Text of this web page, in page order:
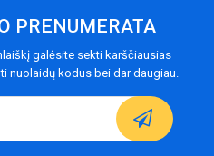
PRENUMERATA
galėsite sekti karščiausias
nuolaidų kodus bei dar daugiau.